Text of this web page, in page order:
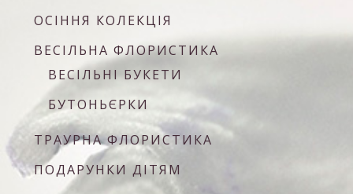
ОСІННЯ КОЛЕКЦІЯ
ВЕСІЛЬНА ФЛОРИСТИКА
ВЕСІЛЬНІ БУКЕТИ
БУТОНЬЄРКИ
ТРАУРНА ФЛОРИСТИКА
ПОДАРУНКИ ДІТЯМ